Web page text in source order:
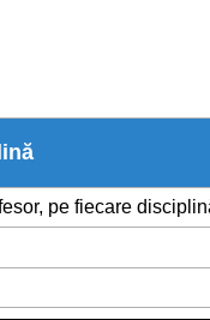
pe fiecare